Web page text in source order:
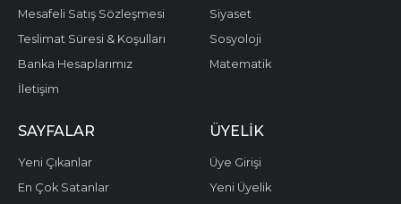
Mesafeli Satış Sözleşmesi
Teslimat Süresi & Koşulları
Banka Hesaplarımız
İletişim
Siyaset
Sosyoloji
Matematik
SAYFALAR
Yeni Çıkanlar
En Çok Satanlar
ÜYELIK
Üye Girişi
Yeni Üyelik